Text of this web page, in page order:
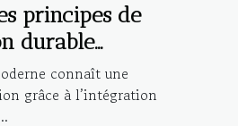
principes de
durable
l'architecture
connaît une
grâce à l’intégration